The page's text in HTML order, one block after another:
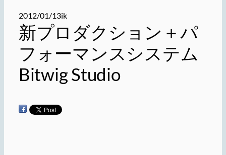
2012/01/13ik
新プロダクション＋パ
フォーマンスシステム
Bitwig Studio